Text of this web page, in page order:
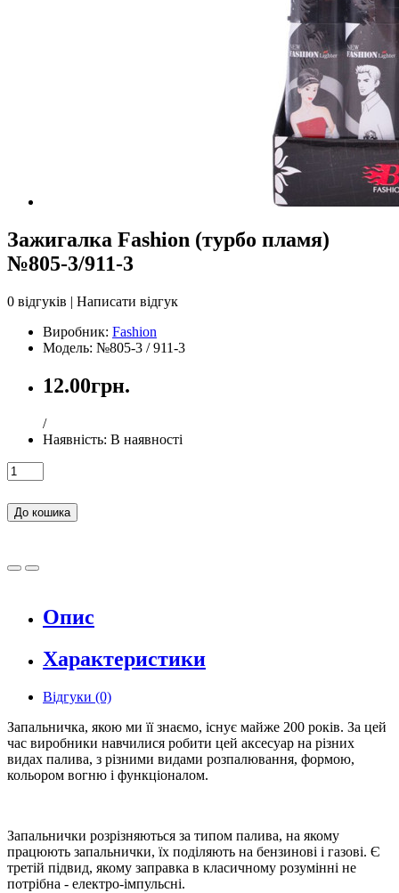
Зажигалка Fashion (турбо пламя)
№805-3/911-3
0 відгуків | Написати відгук
Виробник: Fashion
Модель: №805-3 / 911-3
12.00грн.
/
Наявність: В наявності
До кошика
Опис
Характеристики
Відгуки (0)
Запальничка, якою ми її знаємо, існує майже 200 років. За цей
час виробники навчилися робити цей аксесуар на різних
видах палива, з різними видами розпалювання, формою,
кольором вогню і функціоналом.
Запальнички розрізняються за типом палива, на якому
працюють запальнички, їх поділяють на бензинові і газові. Є
третій підвид, якому заправка в класичному розумінні не
потрібна - електро-імпульсні.